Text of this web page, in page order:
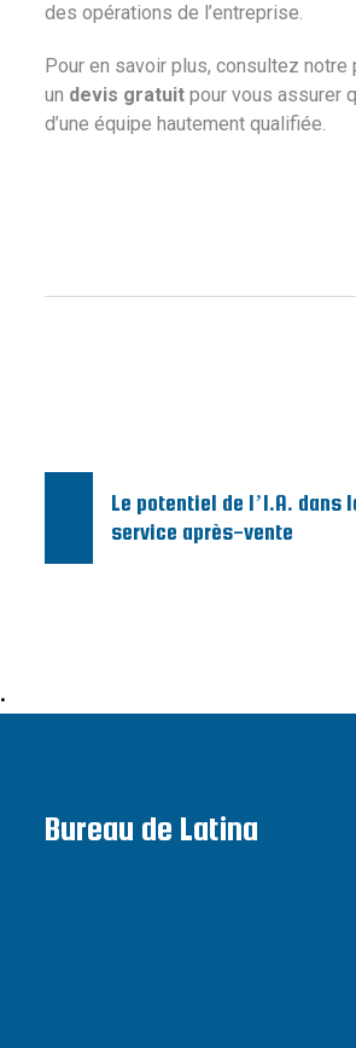
des opérations de l’entreprise.
Pour en savoir plus, consultez notre
un devis gratuit pour vous assurer
d’une équipe hautement qualifiée.
Le potentiel de l’I.A. dans
service après-vente
•
Bureau de Latina